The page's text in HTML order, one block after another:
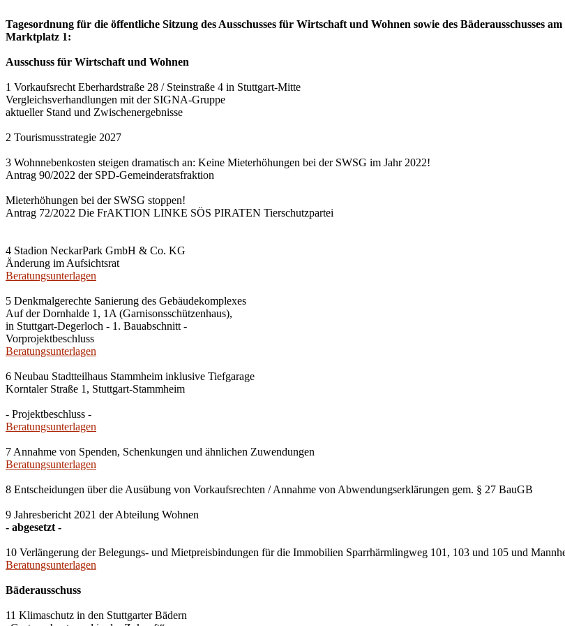
Tagesordnung für die öffentliche Sitzung des Ausschusses für Wirtschaft und Wohnen sowie des Bäderausschusses
Marktplatz 1:
Ausschuss für Wirtschaft und Wohnen
1 Vorkaufsrecht Eberhardstraße 28 / Steinstraße 4 in Stuttgart-Mitte
Vergleichsverhandlungen mit der SIGNA-Gruppe
aktueller Stand und Zwischenergebnisse
2 Tourismusstrategie 2027
3 Wohnnebenkosten steigen dramatisch an: Keine Mieterhöhungen bei der SWSG im Jahr 2022!
Antrag 90/2022 der SPD-Gemeinderatsfraktion
Mieterhöhungen bei der SWSG stoppen!
Antrag 72/2022 Die FrAKTION LINKE SÖS PIRATEN Tierschutzpartei
4 Stadion NeckarPark GmbH & Co. KG
Änderung im Aufsichtsrat
Beratungsunterlagen
5 Denkmalgerechte Sanierung des Gebäudekomplexes
Auf der Dornhalde 1, 1A (Garnisonsschützenhaus),
in Stuttgart-Degerloch - 1. Bauabschnitt -
Vorprojektbeschluss
Beratungsunterlagen
6 Neubau Stadtteilhaus Stammheim inklusive Tiefgarage
Korntaler Straße 1, Stuttgart-Stammheim
- Projektbeschluss -
Beratungsunterlagen
7 Annahme von Spenden, Schenkungen und ähnlichen Zuwendungen
Beratungsunterlagen
8 Entscheidungen über die Ausübung von Vorkaufsrechten / Annahme von Abwendungserklärungen gem. § 27 BauGB
9 Jahresbericht 2021 der Abteilung Wohnen
- abgesetzt -
10 Verlängerung der Belegungs- und Mietpreisbindungen für die Immobilien Sparrhärmlingweg 101, 103 und 105 und
Beratungsunterlagen
Bäderausschuss
11 Klimaschutz in den Stuttgarter Bädern